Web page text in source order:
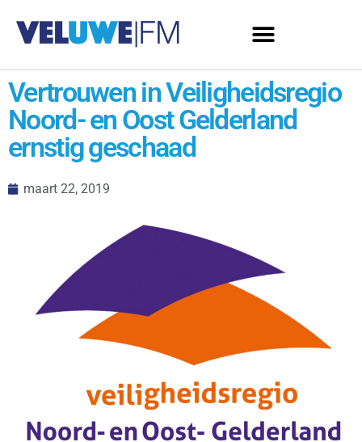
Vertrouwen in Veiligheidsregio
Noord- en Oost Gelderland
ernstig geschaad
maart 22, 2019